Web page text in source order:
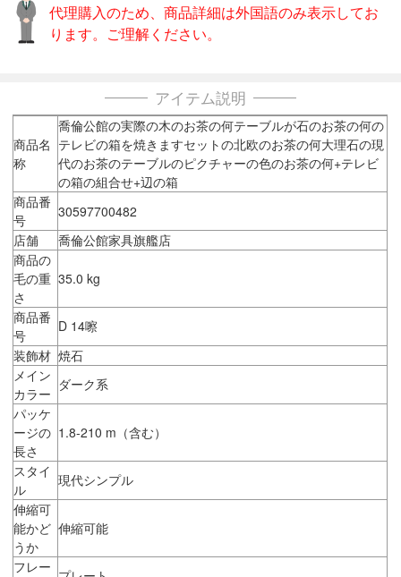
代理購入のため、商品詳細は外国語のみ表示してお
ります。ご理解ください。
アイテム説明
商品名
称
喬倫公館の実際の木のお茶の何テーブルが石のお茶の何の
テレビの箱を焼きますセットの北欧のお茶の何大理石の現
代のお茶のテーブルのピクチャーの色のお茶の何+テレビ
の箱の組合せ+辺の箱
商品番
号
30597700482
店舗
喬倫公館家具旗艦店
商品の
毛の重
さ
35.0 kg
商品番
号
D 14嚓
装飾材 焼石
メイン
カラー
ダーク系
パッケ
ージの
長さ
1.8-210 m（含む）
スタイ
ル
現代シンプル
伸縮可
能かど
うか
伸縮可能
フレー